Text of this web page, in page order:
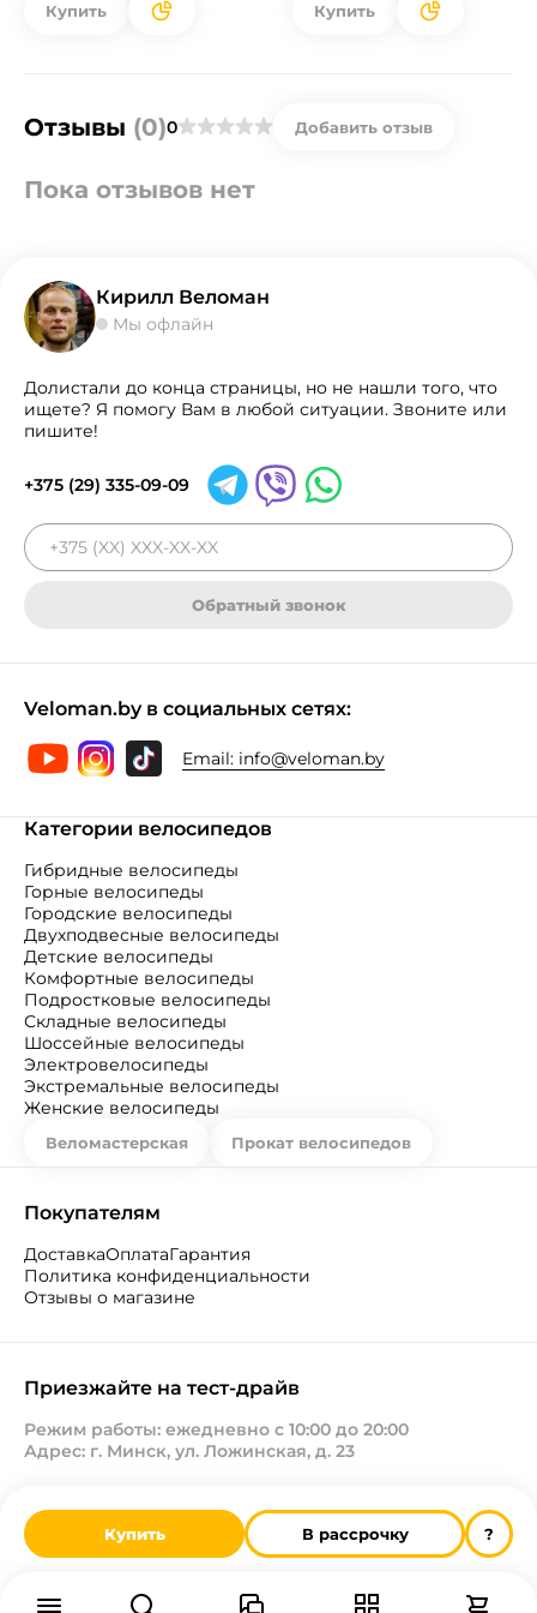
Купить Купить
Отзывы (0)0 Добавить отзыв
Пока отзывов нет
Купить В рассрочку ?
Кирилл Веломан
Мы офлайн
Долистали до конца страницы, но не нашли того, что
ищете? Я помогу Вам в любой ситуации. Звоните или
пишите!
+375 (29) 335-09-09
Обратный звонок
Veloman.by в социальных сетях:
Email: info@veloman.by
Категории велосипедов
Гибридные велосипеды
Горные велосипеды
Городские велосипеды
Двухподвесные велосипеды
Детские велосипеды
Комфортные велосипеды
Подростковые велосипеды
Складные велосипеды
Шоссейные велосипеды
Электровелосипеды
Экстремальные велосипеды
Женские велосипеды
Веломастерская Прокат велосипедов
Покупателям
ДоставкаОплатаГарантия
Политика конфиденциальности
Отзывы о магазине
Приезжайте на тест-драйв
Режим работы: ежедневно с 10:00 до 20:00
Адрес: г. Минск, ул. Ложинская, д. 23